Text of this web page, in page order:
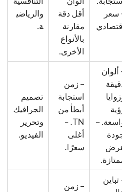
سعر
أقل دقة
مقارنة
بالأنواع
الأخرى.
والرياضي
ة.
ألوان
–
– زمن
استجابة
أبطأ من
TN. –
أغلى
سعرًا.
تصميم
الجرافيك
وتحرير
الفيديو.
تباين
– زمن